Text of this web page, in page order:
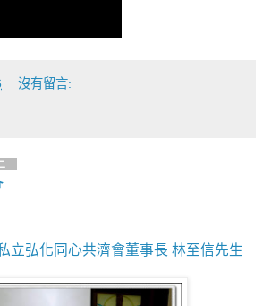
沒有留言:
立弘化同心共濟會董事長 林至信先生